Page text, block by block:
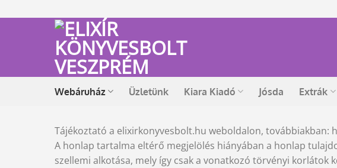
to
Webáruház Üzletünk Kiara Kiadó Jósda Extrák
Tájékoztató a elixirkonyvesbolt.hu weboldalon,
A honlap tartalma eltérő megjelölés hiányában a honlap
szellemi alkotása, mely így csak a vonatkozó törvényi